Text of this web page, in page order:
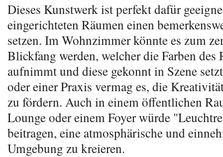
Dieses Kunstwerk ist perfekt dafür
eingerichteten Räumen einen
setzen. Im Wohnzimmer könnte es zum
Blickfang werden, welcher die Farben des
aufnimmt und diese gekonnt in Szene
oder einer Praxis vermag es, die
zu fördern. Auch in einem öffentlichen
Lounge oder einem Foyer würde
beitragen, eine atmosphärische und
Umgebung zu kreieren.